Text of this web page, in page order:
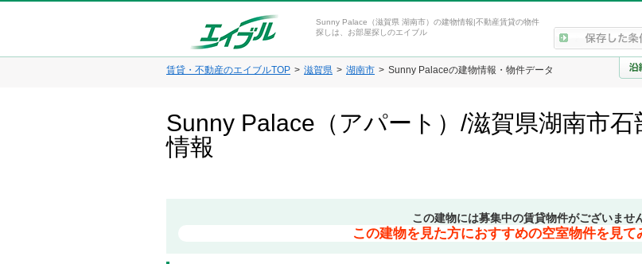
Sunny Palace（滋賀県 湖南市）の建物情報|不動産賃貸の物件
探しは、お部屋探しのエイブル
賃貸・不動産のエイブルTOP 滋賀県 湖南市 Sunny Palaceの建物情報・物件データ
Sunny Palace（アパート）/滋賀県湖南市
情報
この建物には募集中の賃貸物件がございません
この建物を見た方におすすめの空室物件を見て